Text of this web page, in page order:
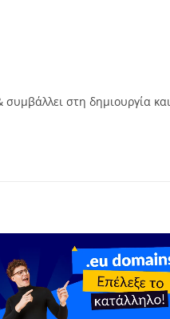
στη δημιουργία και